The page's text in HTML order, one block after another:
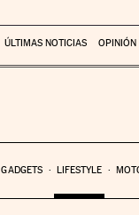
ÚLTIMAS NOTICIAS OPINIÓN
GADGETS LIFESTYLE